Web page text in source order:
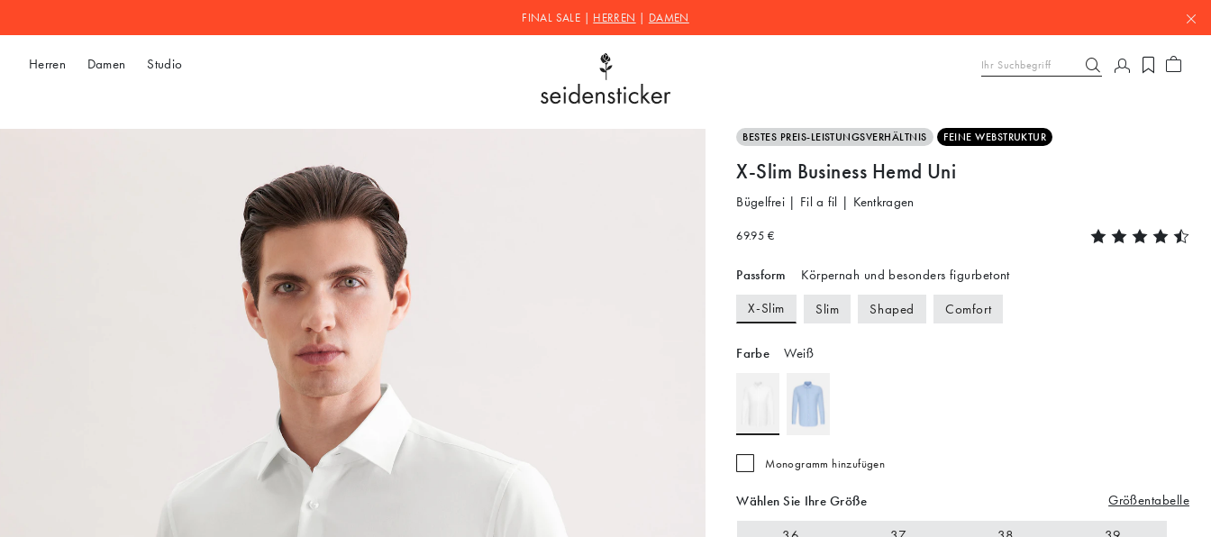
FINAL SALE | HERREN DAMEN
Herren Damen Studio
BESTES PREIS-LEISTUNGSVERHÄLTNIS FEINE WEBSTRUKTUR
X-Slim Business Hemd Uni
Bügelfrei | Fil a fil | Kentkragen
69.95 €
Passform Körpernah und besonders figurbetont
X-Slim Slim Shaped Comfort
Farbe Weiß
Monogramm hinzufügen
Wählen Sie Ihre Größe Größentabelle